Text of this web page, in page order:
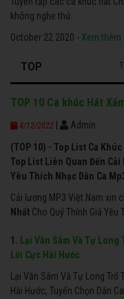
không nghe thử.
October 22 2020 - Xem thêm
TOP
TOP 10 Ca khúc Hát
4/12/2022 Admin
(TOP 10) - Top List Ca
Top List Liên Quan Đến Cải
Yêu Thích Nhạc Dân Ca
Cải lương MP3 Việt Nam xin
Nhất Cho Quý Thính Giả Yêu
1.
Lại Văn Sâm Và Tự
Lời Cực Hài Hước
Lại Văn Sâm Và Tự Long
Hài Hước, Tuyển Chọn Dân